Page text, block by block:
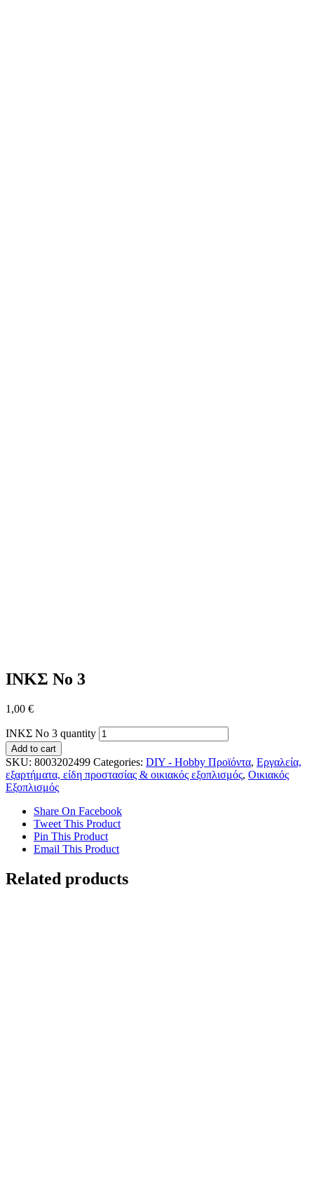
ΙΝΚΣ Νο 3
1,00 €
ΙΝΚΣ Νο 3 quantity
Add to cart
SKU: 8003202499 Categories: DIY - Hobby Προϊόντα, Εργαλεία,
εξαρτήματα, είδη προστασίας & οικιακός εξοπλισμός, Οικιακός
Εξοπλισμός
Share On Facebook
Tweet This Product
Pin This Product
Email This Product
Related products